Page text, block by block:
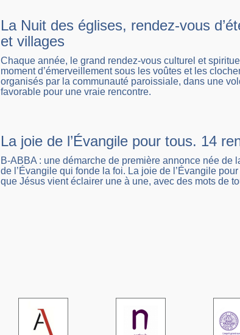
La Nuit des églises, rendez-vous
et villages
Chaque année, le grand rendez-vous culturel et
moment d’émerveillement sous les voûtes et les
organisés par la communauté paroissiale, dans une
favorable pour une vraie rencontre.
La joie de l’Évangile pour tous. 14
B-ABBA : une démarche de première annonce née de
de l’Évangile qui fonde la foi. La joie de l’Évangile
que Jésus vient éclairer une à une, avec des mots de